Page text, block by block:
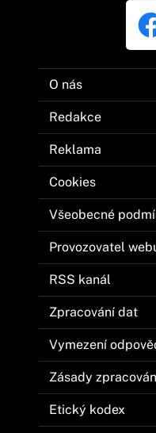
O nás
Redakce
Reklama
Cookies
Všeobecné
Provozovatel
RSS kanál
Zpracování dat
Vymezení
Zásady
Etický kodex